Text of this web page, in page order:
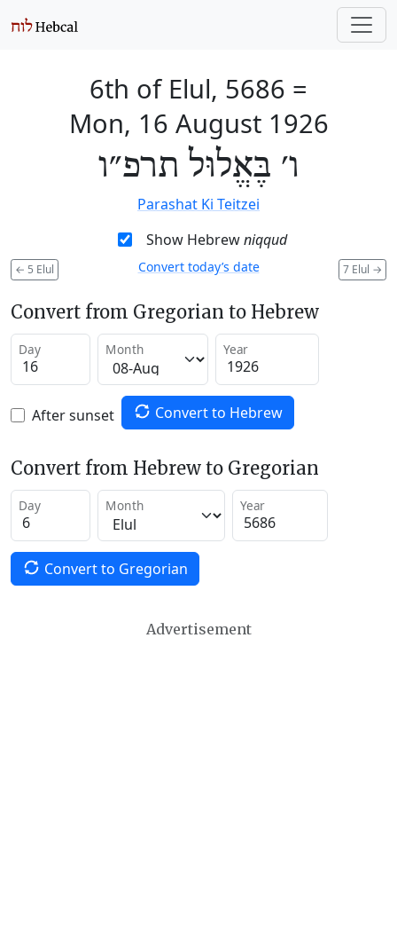
6th of Elul, 5686 =
Mon, 16 August 1926
ו׳ בֶּאֱלוּל תרפ״ו
Parashat Ki Teitzei
Show Hebrewniqqud
← 5 Elul 7 Elul →
Convert today’s date
Convert from Gregorian to Hebrew
Day Month Year
After sunset Convert to Hebrew
Convert from Hebrew to Gregorian
Day Month Year
Convert to Gregorian
Advertisement